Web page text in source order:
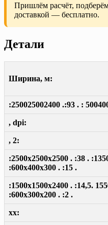
Пришлём расчёт,
доставкой — бесплатно.
Детали
Ширина, м:
:250025002400 .:93 . :
, dpi:
, 2:
:2500x2500x2500 . :38 .
:600x400x300 . :15 .
:1500x1500x2400 . :14,5.
:600x300x200 . :2 .
xx: